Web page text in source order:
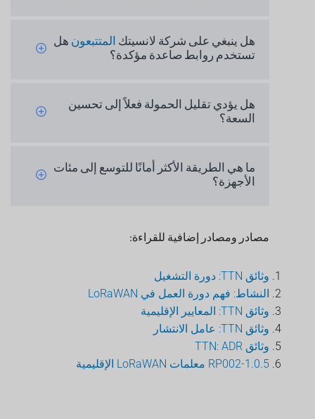
هل ينبغي على شركة لانسيتك المتتبعون هل
تستخدم روابط صاعدة مؤكدة؟
هل يؤدي تقليل الحمولة فعلاً إلى تحسين
السعة؟
ما هي الطريقة الأكثر أمانًا للتوسع إلى مئات
الأجهزة؟
مصادر ومصادر إضافية للقراءة:
وثائق TTN: دورة التشغيل
النشاط: فهم دورة العمل في LoRaWAN
وثائق TTN: المعايير الإقليمية
وثائق TTN: عامل الانتشار
وثائق TTN: ADR
RP002-1.0.5 معلمات LoRaWAN الإقليمية